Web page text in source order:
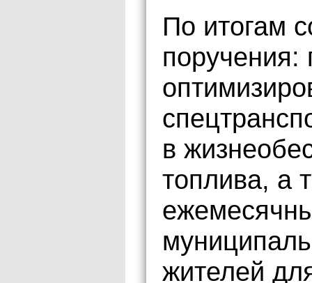
По итогам
поручения:
в
топлива, а
жителей